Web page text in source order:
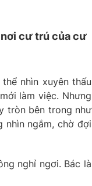
nơi cư trú của cư
nhìn xuyên thấu
làm việc. Nhưng
tròn bên trong như
nhìn ngắm, chờ đợi
nghỉ ngơi. Bác là